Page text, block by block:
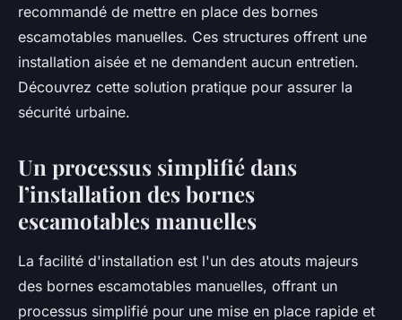
recommandé de mettre en place des bornes
escamotables manuelles. Ces structures offrent une
installation aisée et ne demandent aucun entretien.
Découvrez cette solution pratique pour assurer la
sécurité urbaine.
Un processus simplifié dans
l’installation des bornes
escamotables manuelles
La facilité d'installation est l'un des atouts majeurs
des bornes escamotables manuelles, offrant un
processus simplifié pour une mise en place rapide et